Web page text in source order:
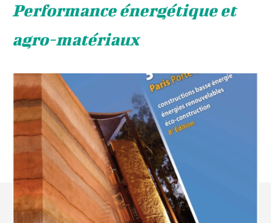
Performance énergétique et
agro-matériaux